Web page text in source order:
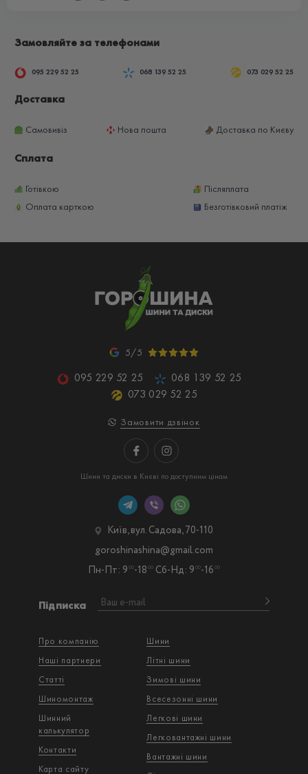
Замовляйте за телефонами
095 229 52 25 068 139 52 25 073 029 52 25
Доставка
Самовивіз Нова пошта Доставка по Києву
Сплата
Готівкою
Післяплата
Оплата карткою
Безготівковий платіж
5/5
095 229 52 25
068 139 52 25
073 029 52 25
Замовити дзвінок
Шини та диски в Києві по доступним цінам
Про компанію
Наші партнери
Статті
Шиномонтаж
Шинний
калькулятор
Контакти
Карта сайту
Шини
Літні шини
Зимові шини
Всесезонні шини
Легкові шини
Легковантажнi шини
Вантажнi шини
Підписка
Київ, вул. Садова, 70-110
Пн-Пт: 9 00-18 00 Сб-Нд: 9 00-16 00
goroshinashina@gmail.com